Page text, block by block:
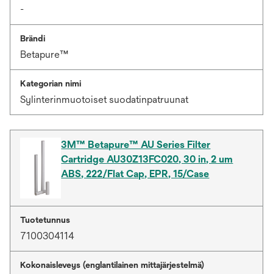
-
Brändi
Betapure™
Kategorian nimi
Sylinterinmuotoiset suodatinpatruunat
3M™ Betapure™ AU Series Filter
Cartridge AU30Z13FC020, 30 in, 2 um
ABS, 222/Flat Cap, EPR, 15/Case
Tuotetunnus
7100304114
Kokonaisleveys (englantilainen mittajärjestelmä)